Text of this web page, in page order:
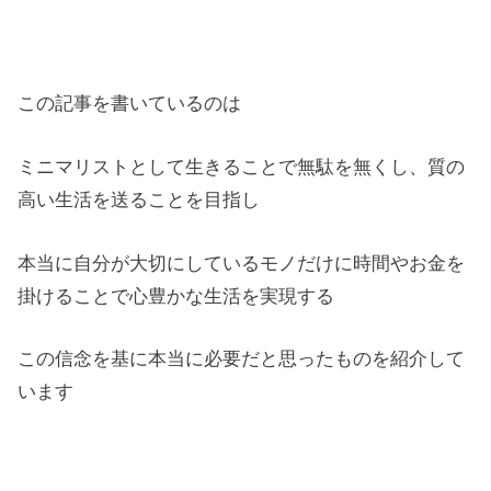
この記事を書いているのは
ミニマリストとして生きることで無駄を無くし、質の
高い生活を送ることを目指し
本当に自分が大切にしているモノだけに時間やお金を
掛けることで心豊かな生活を実現する
この信念を基に本当に必要だと思ったものを紹介して
います